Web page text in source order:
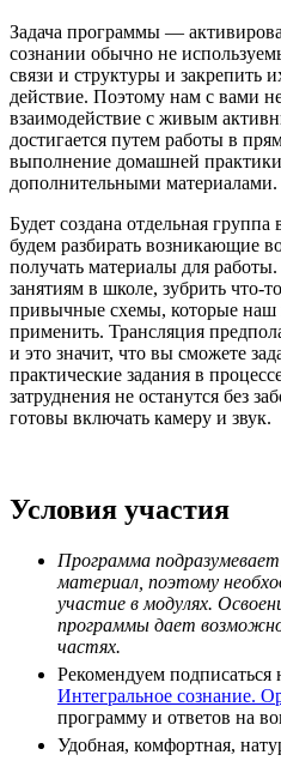
Задача программы —
сознании обычно не
связи и структуры и закрепить
действие. Поэтому нам с вами
взаимодействие с живым
достигается путем работы в
выполнение домашней практики
дополнительными материалами.
Будет создана отдельная
будем разбирать возникающие
получать материалы для
занятиям в школе, зубрить что-
привычные схемы, которые наш
применить. Трансляция
и это значит, что вы сможете
практические задания в
затруднения не останутся без
готовы включать камеру и звук.
Условия участия
Программа подразумевает
материал, поэтому
участие в модулях.
программы дает
частях.
Рекомендуем подписаться
Интегральное сознание.
программу и ответов на
Удобная, комфортная,